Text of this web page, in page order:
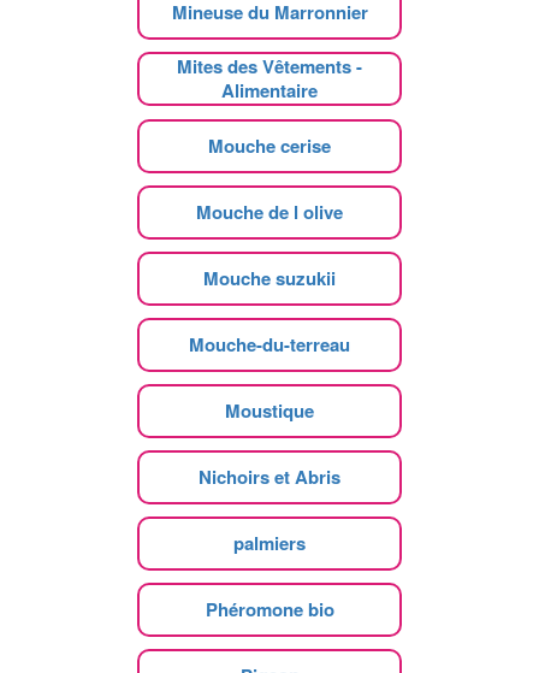
Mineuse du Marronnier
Mites des Vêtements -
Alimentaire
Mouche cerise
Mouche de l olive
Mouche suzukii
Mouche-du-terreau
Moustique
Nichoirs et Abris
palmiers
Phéromone bio